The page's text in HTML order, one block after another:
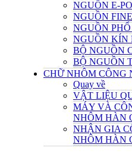
NGUỒN E-
NGUỒN FINE
NGUỒN
NGUỒN KÍN
BỘ NGUỒN
BỘ NGUỒN
CHỮ NHÔM CÔNG
Quay về
VẬT LIỆU
MÁY VÀ
NHÔM HÀN
NHẬN GIA
NHÔM HÀN